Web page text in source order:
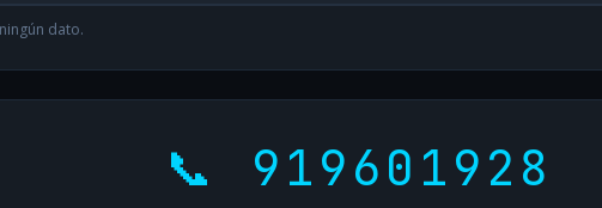
dato.
📞 919601928